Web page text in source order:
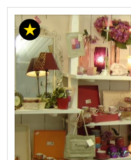
ACHAT
LOCAL
COMMERCIAL
ILE-
DE-
FRANCE
SEINE-
ET-
MARNE
(77)